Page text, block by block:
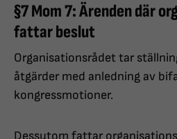
§7 Mom 7: Ärenden där
fattar beslut
Organisationsrådet tar
åtgärder med anledning av
kongressmotioner.